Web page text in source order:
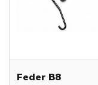
Feder B8